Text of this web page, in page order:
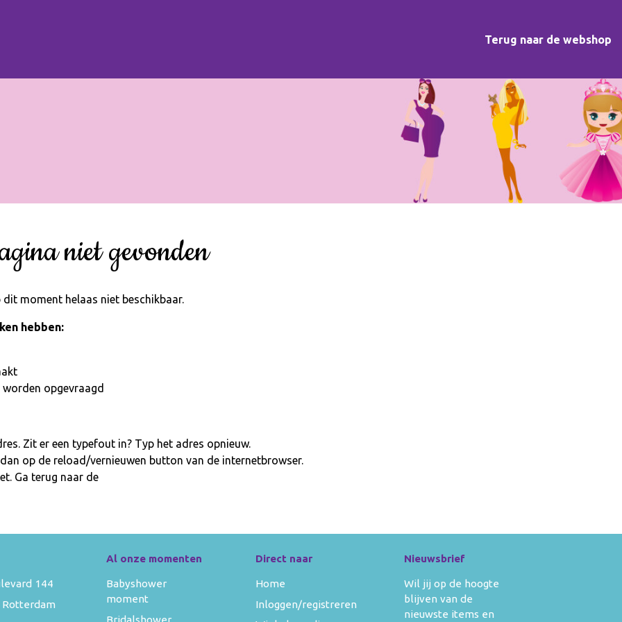
Terug naar de webshop
niet gevonden
moment helaas niet beschikbaar.
hebben:
opgevraagd
Zit er een typefout in? Typ het adres opnieuw.
op de reload/vernieuwen button van de internetbrowser.
Ga terug naar de
144
Al onze momenten
Babyshower
moment
Bridalshower
Direct naar
Home
Inloggen/registreren
Nieuwsbrief
Wil jij op de hoogte
blijven van de
nieuwste items en